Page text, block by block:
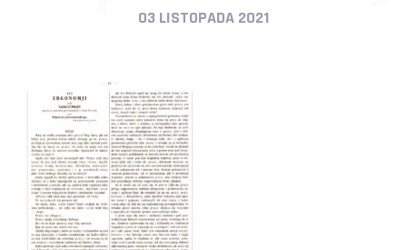
03 LISTOPADA 2021